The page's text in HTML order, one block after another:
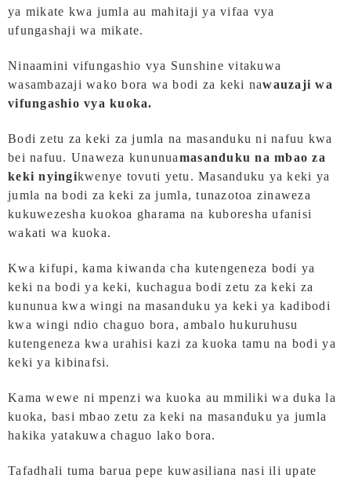
ya mikate kwa jumla au mahitaji ya vifaa vya
ufungashaji wa mikate.
Ninaamini vifungashio vya Sunshine vitakuwa
wasambazaji wako bora wa bodi za keki nawauzaji wa
vifungashio vya kuoka.
Bodi zetu za keki za jumla na masanduku ni nafuu kwa
bei nafuu. Unaweza kununuamasanduku na mbao za
keki nyingikwenye tovuti yetu. Masanduku ya keki ya
jumla na bodi za keki za jumla, tunazotoa zinaweza
kukuwezesha kuokoa gharama na kuboresha ufanisi
wakati wa kuoka.
Kwa kifupi, kama kiwanda cha kutengeneza bodi ya
keki na bodi ya keki, kuchagua bodi zetu za keki za
kununua kwa wingi na masanduku ya keki ya kadibodi
kwa wingi ndio chaguo bora, ambalo hukuruhusu
kutengeneza kwa urahisi kazi za kuoka tamu na bodi ya
keki ya kibinafsi.
Kama wewe ni mpenzi wa kuoka au mmiliki wa duka la
kuoka, basi mbao zetu za keki na masanduku ya jumla
hakika yatakuwa chaguo lako bora.
Tafadhali tuma barua pepe kuwasiliana nasi ili upate